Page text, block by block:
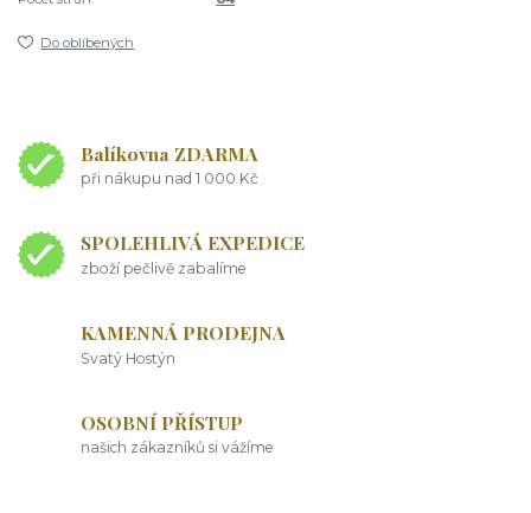
Do oblíbených
Balíkovna ZDARMA
při nákupu nad 1 000 Kč
SPOLEHLIVÁ EXPEDICE
zboží pečlivě zabalíme
KAMENNÁ PRODEJNA
Svatý Hostýn
OSOBNÍ PŘÍSTUP
našich zákazníků si vážíme